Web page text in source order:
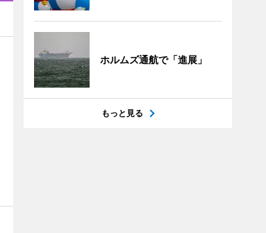
ホルムズ通航で「進展」
もっと見る